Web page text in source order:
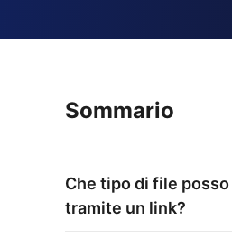
Sommario
Che tipo di file
tramite un link?